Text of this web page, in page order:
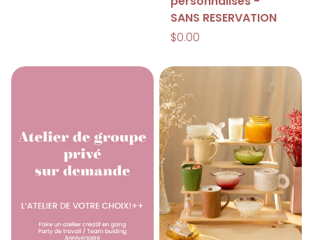
SANS RESERVATION
$0.00